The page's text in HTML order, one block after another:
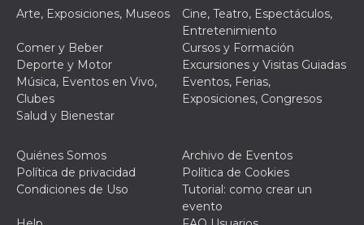
Arte, Exposiciones, Museos
Cine, Teatro, Espectáculos,
Entretenimiento
Comer y Beber
Cursos y Formación
Deporte y Motor
Excursiones y Visitas Guiadas
Música, Eventos en Vivo,
Clubes
Eventos, Ferias,
Exposiciones, Congresos
Salud y Bienestar
Quiénes Somos
Archivo de Eventos
Política de privacidad
Política de Cookies
Condiciones de Uso
Tutorial: como crear un
evento